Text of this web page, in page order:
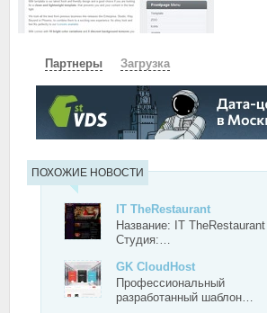
Партнеры Загрузка
СКАЧАТЬ ЗЕРКАЛО ЗЕРКАЛО №2
ПОХОЖИЕ НОВОСТИ
IT TheRestaurant
Название: IT TheRestaurant
Студия:…
GK CloudHost
Профессиональный
разработанный шаблон…